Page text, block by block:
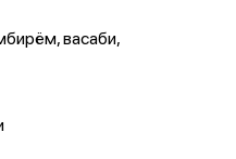
васаби,